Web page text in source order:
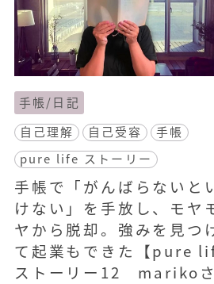
手帳/日記
自己理解
自己受容
手帳
pure life ストーリー
手帳で「がんばらないと
けない」を手放し、モヤ
ヤから脱却。強みを見つ
て起業もできた【pure
ストーリー12 mariko